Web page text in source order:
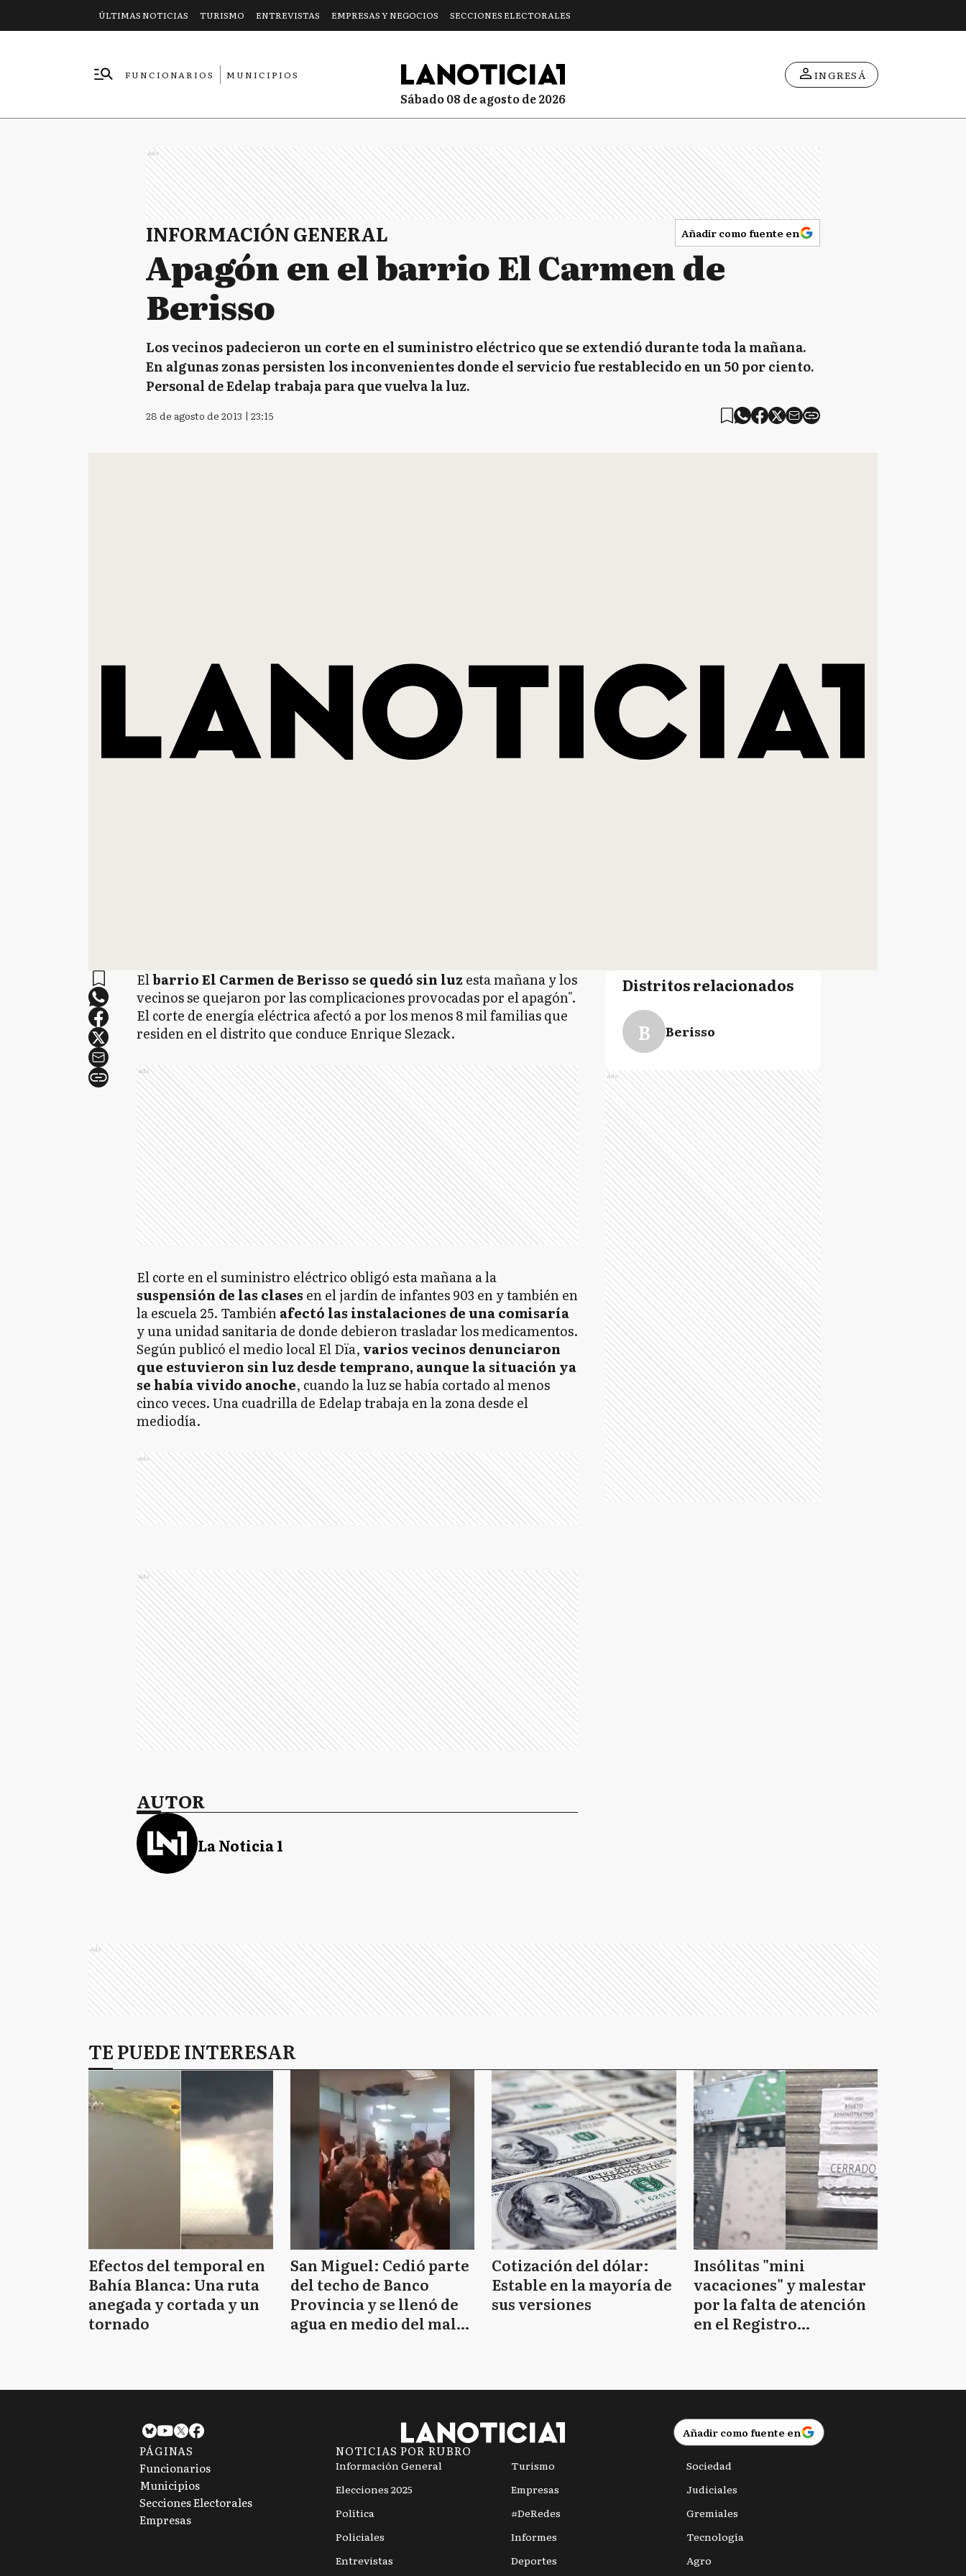
ÚLTIMAS NOTICIAS TURISMO ENTREVISTAS EMPRESAS Y NEGOCIOS SECCIONES ELECTORALES
FUNCIONARIOS
MUNICIPIOS
sábado 08 de agosto de 2026
INGRESÁ
Ads
INFORMACIÓN GENERAL Añadir como fuente en
Apagón en el barrio El Carmen de
Berisso
Los vecinos padecieron un corte en el suministro eléctrico que se extendió durante toda la mañana.
En algunas zonas persisten los inconvenientes donde el servicio fue restablecido en un 50 por ciento.
Personal de Edelap trabaja para que vuelva la luz.
28 de agosto de 2013 | 23:15
Elbarrio El Carmen de Berisso se quedó sin luz esta mañana y los
vecinos se quejaron por las complicaciones provocadas por el apagón".
El corte de energía eléctrica afectó a por los menos 8 mil familias que
residen en el distrito que conduce Enrique Slezack.
Ads
El corte en el suministro eléctrico obligó esta mañana a la
suspensión de las clases en el jardín de infantes 903 en y también en
la escuela 25. Tambiénafectó las instalaciones de una comisaría
y una unidad sanitaria de donde debieron trasladar los medicamentos.
Según publicó el medio local El Dïa,varios vecinos denunciaron
que estuvieron sin luz desde temprano, aunque la situación ya
se había vivido anoche, cuando la luz se había cortado al menos
cinco veces. Una cuadrilla de Edelap trabaja en la zona desde el
mediodía.
Ads
Ads
AUTOR
La Noticia 1
Distritos relacionados
B Berisso
Ads
Ads
TE PUEDE INTERESAR
Efectos del temporal en
Bahía Blanca: Una ruta
anegada y cortada y un
tornado
San Miguel: Cedió parte
del techo de Banco
Provincia y se llenó de
agua en medio del mal
Cotización del dólar:
Estable en la mayoría de
sus versiones
Insólitas "mini
vacaciones" y malestar
por la falta de atención
en el Registro
Añadir como fuente en
PÁGINAS
Funcionarios
Municipios
Secciones Electorales
Empresas
NOTICIAS POR RUBRO
Información General
Elecciones 2025
Política
Policiales
Entrevistas
Turismo
Empresas
#DeRedes
Informes
Deportes
Sociedad
Judiciales
Gremiales
Tecnología
Agro